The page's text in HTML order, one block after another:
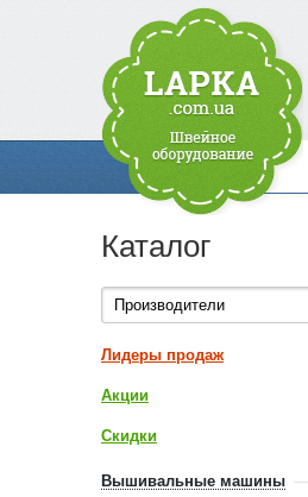
Каталог
Лидеры продаж
Акции
Скидки
Вышивальные машины